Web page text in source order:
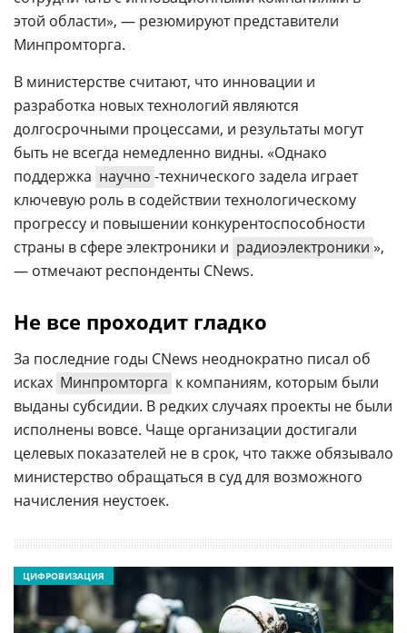
этой области», — резюмируют представители
Минпромторга.
В министерстве считают, что инновации и
разработка новых технологий являются
долгосрочными процессами, и результаты могут
быть не всегда немедленно видны. «Однако
поддержка научно -технического задела играет
ключевую роль в содействии технологическому
прогрессу и повышении конкурентоспособности
страны в сфере электроники и радиоэлектроники »,
— отмечают респонденты CNews.
Не все проходит гладко
За последние годы CNews неоднократно писал об
исках Минпромторга к компаниям, которым были
выданы субсидии. В редких случаях проекты не были
исполнены вовсе. Чаще организации достигали
целевых показателей не в срок, что также обязывало
министерство обращаться в суд для возможного
начисления неустоек.
ЦИФРОВИЗАЦИЯ